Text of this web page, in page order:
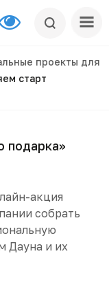
проекты для
старт
подарка»
акция
собрать
Дауна и их